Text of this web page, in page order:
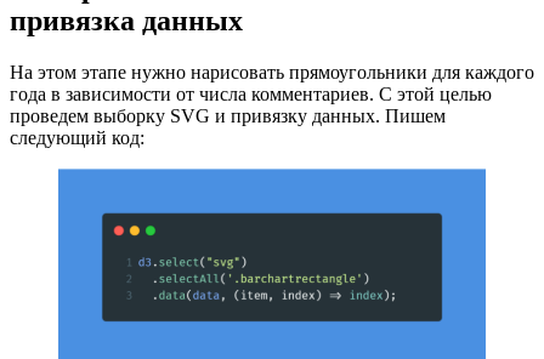
привязка данных
На этом этапе нужно нарисовать прямоугольники для каждого
года в зависимости от числа комментариев. С этой целью
проведем выборку SVG и привязку данных. Пишем
следующий код: